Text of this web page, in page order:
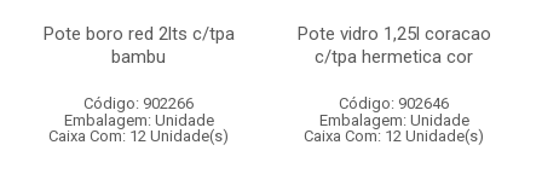
Pote boro red 2lts c/tpa
bambu
Código: 902266
Embalagem: Unidade
Caixa Com: 12 Unidade(s)
Pote vidro 1,25l coracao
c/tpa hermetica cor
Código: 902646
Embalagem: Unidade
Caixa Com: 12 Unidade(s)